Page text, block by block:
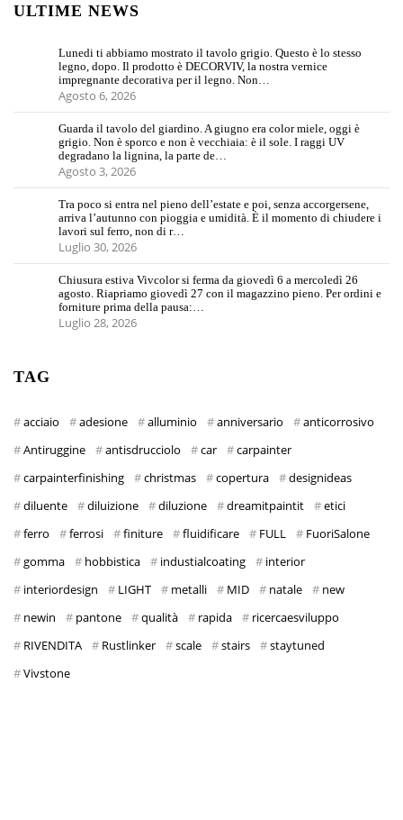
ULTIME NEWS
Lunedi ti abbiamo mostrato il tavolo grigio. Questo è lo stesso
legno, dopo. Il prodotto è DECORVIV, la nostra vernice
impregnante decorativa per il legno. Non…
Agosto 6, 2026
Guarda il tavolo del giardino. A giugno era color miele, oggi è
grigio. Non è sporco e non è vecchiaia: è il sole. I raggi UV
degradano la lignina, la parte de…
Agosto 3, 2026
Tra poco si entra nel pieno dell’estate e poi, senza accorgersene,
arriva l’autunno con pioggia e umidità. È il momento di chiudere i
lavori sul ferro, non di r…
Luglio 30, 2026
Chiusura estiva Vivcolor si ferma da giovedì 6 a mercoledì 26
agosto. Riapriamo giovedì 27 con il magazzino pieno. Per ordini e
forniture prima della pausa:…
Luglio 28, 2026
TAG
acciaio adesione alluminio anniversario
anticorrosivo
Antiruggine
antisdrucciolo car
carpainter
carpainterfinishing
christmas copertura
designideas
diluente
diluizione diluzione dreamitpaintit
etici
ferro
ferrosi finiture fluidificare FULL
FuoriSalone
gomma
hobbistica industialcoating
interior
interiordesign
LIGHT metalli MID natale
new
newin
pantone qualità rapida
ricercaesviluppo
RIVENDITA
Rustlinker scale stairs
staytuned
Vivstone